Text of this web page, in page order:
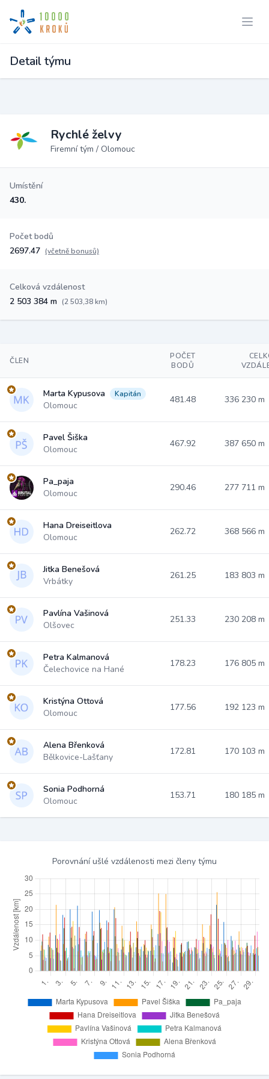
Detail týmu
Rychlé želvy
Firemní tým / Olomouc
Umístění
430.
Počet bodů
2697.47 (včetně bonusů)
Celková vzdálenost
2 503 384 m (2 503,38 km)
ČLEN
POČET
BODŮ
Marta Kypusova Kapitán
Olomouc
481.48 336 230 m
Pavel Šiška
Olomouc
467.92 387 650 m
Pa_paja
Olomouc
290.46 277 711 m
Hana Dreiseitlova
Olomouc
262.72 368 566 m
Jitka Benešová
Vrbátky
261.25 183 803 m
Pavlína Vašinová
Olšovec
251.33 230 208 m
Petra Kalmanová
Čelechovice na Hané
178.23 176 805 m
Kristýna Ottová
Olomouc
177.56 192 123 m
Alena Břenková
Bělkovice-Lašťany
172.81 170 103 m
Sonia Podhorná
Olomouc
153.71 180 185 m
Porovnání ušlé vzdálenosti mezi členy týmu